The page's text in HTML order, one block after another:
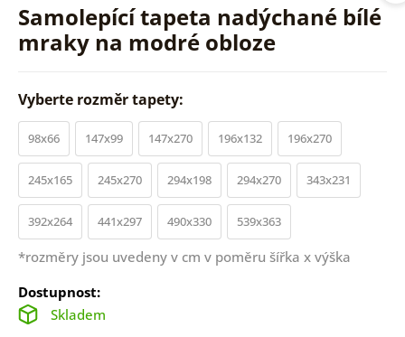
Samolepící tapeta nadýchané bílé
mraky na modré obloze
Vyberte rozměr tapety:
98x66 147x99 147x270 196x132 196x270
245x165 245x270 294x198 294x270 343x231
392x264 441x297 490x330 539x363
*rozměry jsou uvedeny v cm v poměru šířka x výška
Dostupnost:
Skladem